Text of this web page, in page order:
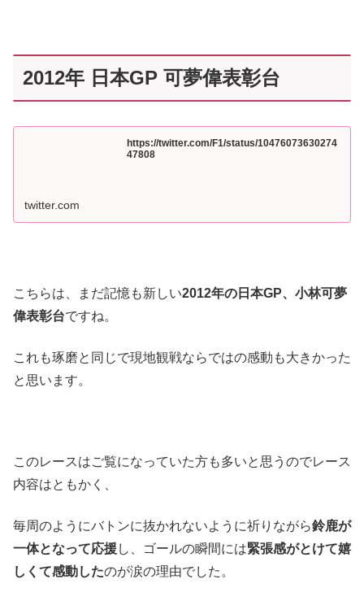
2012年 日本GP 可夢偉表彰台
https://twitter.com/F1/status/10476073630274
47808
twitter.com
こちらは、まだ記憶も新しい2012年の日本GP、小林可夢
偉表彰台ですね。
これも琢磨と同じで現地観戦ならではの感動も大きかった
と思います。
このレースはご覧になっていた方も多いと思うのでレース
内容はともかく、
毎周のようにバトンに抜かれないように祈りながら鈴鹿が
一体となって応援し、ゴールの瞬間には緊張感がとけて嬉
しくて感動したのが涙の理由でした。